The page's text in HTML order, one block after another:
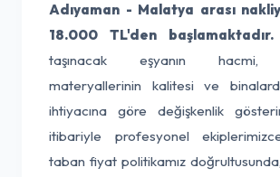
Adıyaman - Malatya arası
18.000 TL'den başlamaktadır.
taşınacak eşyanın hacmi,
materyallerinin kalitesi ve
ihtiyacına göre değişkenlik
itibariyle profesyonel
taban fiyat politikamız